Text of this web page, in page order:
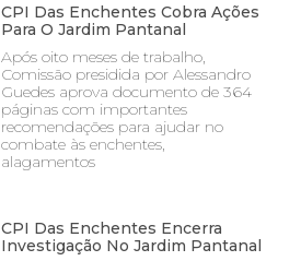
CPI Das Enchentes Cobra Ações
Para O Jardim Pantanal
Após oito meses de trabalho,
Comissão presidida por Alessandro
Guedes aprova documento de 364
páginas com importantes
recomendações para ajudar no
combate às enchentes,
alagamentos
CPI Das Enchentes Encerra
Investigação No Jardim Pantanal